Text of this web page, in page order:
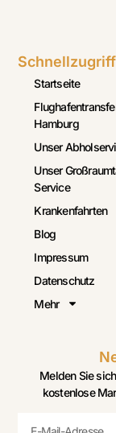
Schnellzugriff
Startseite
Hamburg
Unser
Unser
Service
Krankenfahrten
Blog
Impressum
Datenschutz
Mehr
Melden Sie
kostenlose